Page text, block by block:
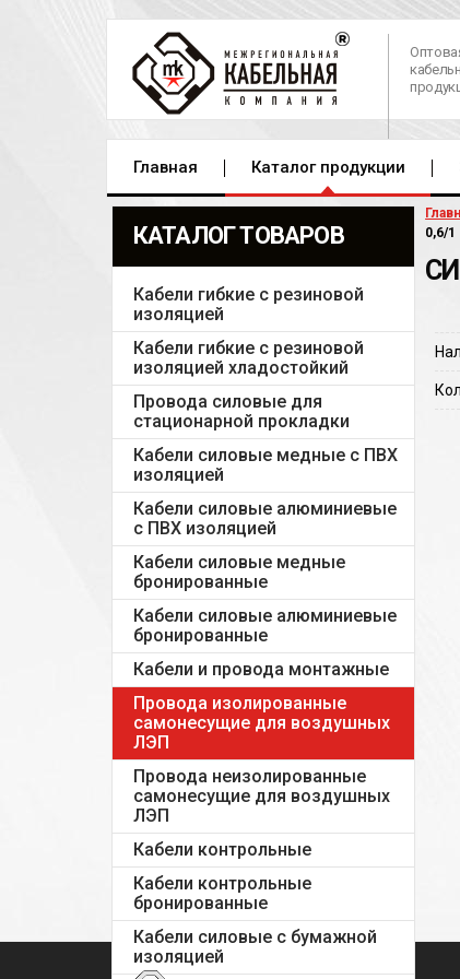
Главная Каталог продукции
КАТАЛОГ ТОВАРОВ
Кабели гибкие с резиновой
изоляцией
Кабели гибкие с резиновой
изоляцией хладостойкий
Провода силовые для
стационарной прокладки
Кабели силовые медные с ПВХ
изоляцией
Кабели силовые алюминиевые
с ПВХ изоляцией
Кабели силовые медные
бронированные
Кабели силовые алюминиевые
бронированные
Кабели и провода монтажные
Провода изолированные
самонесущие для воздушных
ЛЭП
Провода неизолированные
самонесущие для воздушных
ЛЭП
Кабели контрольные
Кабели контрольные
бронированные
Кабели силовые с бумажной
изоляцией
0,6/1